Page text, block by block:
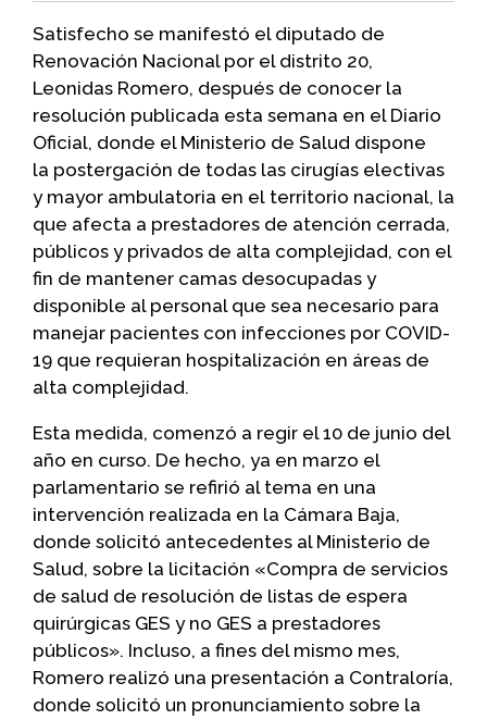
Satisfecho se manifestó el diputado de
Renovación Nacional por el distrito 20,
Leonidas Romero, después de conocer la
resolución publicada esta semana en el Diario
Oficial, donde el Ministerio de Salud dispone
la postergación de todas las cirugías electivas
y mayor ambulatoria en el territorio nacional, la
que afecta a prestadores de atención cerrada,
públicos y privados de alta complejidad, con el
fin de mantener camas desocupadas y
disponible al personal que sea necesario para
manejar pacientes con infecciones por COVID-
19 que requieran hospitalización en áreas de
alta complejidad.
Esta medida, comenzó a regir el 10 de junio del
año en curso. De hecho, ya en marzo el
parlamentario se refirió al tema en una
intervención realizada en la Cámara Baja,
donde solicitó antecedentes al Ministerio de
Salud, sobre la licitación «Compra de servicios
de salud de resolución de listas de espera
quirúrgicas GES y no GES a prestadores
públicos». Incluso, a fines del mismo mes,
Romero realizó una presentación a Contraloría,
donde solicitó un pronunciamiento sobre la